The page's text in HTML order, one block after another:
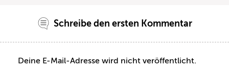
Schreibe den ersten Kommentar
Deine E-Mail-Adresse wird nicht veröffentlicht.